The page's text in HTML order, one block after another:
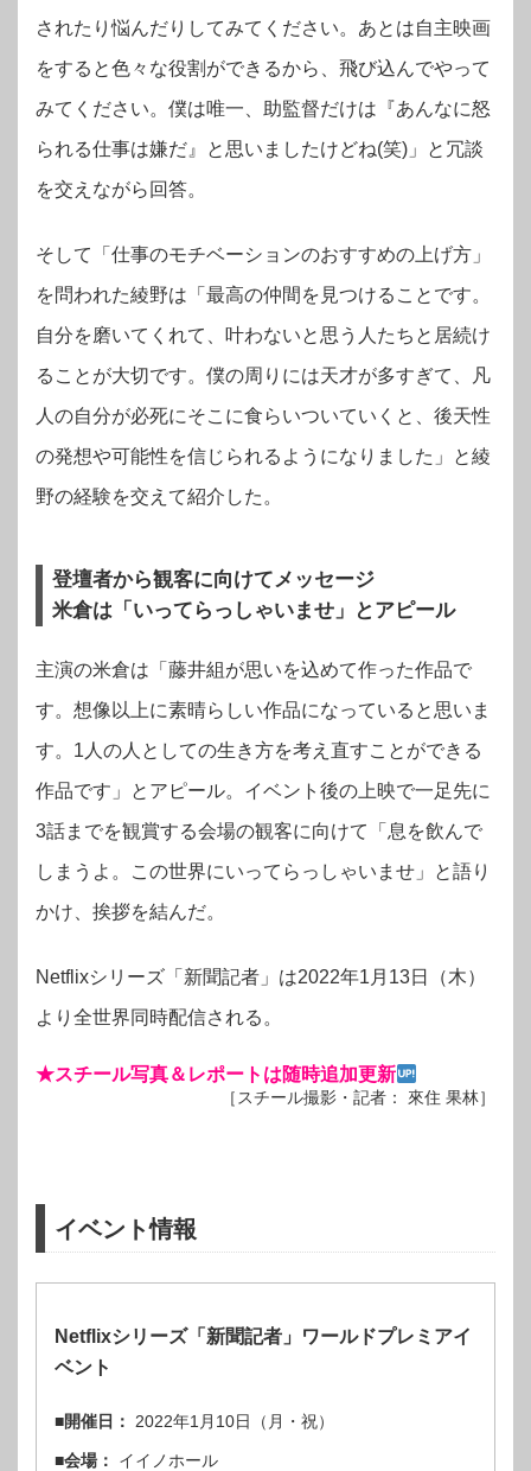
されたり悩んだりしてみてください。あとは自主映画
をすると色々な役割ができるから、飛び込んでやって
みてください。僕は唯一、助監督だけは『あんなに怒
られる仕事は嫌だ』と思いましたけどね(笑)」と冗談
を交えながら回答。
そして「仕事のモチベーションのおすすめの上げ方」
を問われた綾野は「最高の仲間を見つけることです。
自分を磨いてくれて、叶わないと思う人たちと居続け
ることが大切です。僕の周りには天才が多すぎて、凡
人の自分が必死にそこに食らいついていくと、後天性
の発想や可能性を信じられるようになりました」と綾
野の経験を交えて紹介した。
登壇者から観客に向けてメッセージ
米倉は「いってらっしゃいませ」とアピール
主演の米倉は「藤井組が思いを込めて作った作品で
す。想像以上に素晴らしい作品になっていると思いま
す。1人の人としての生き方を考え直すことができる
作品です」とアピール。イベント後の上映で一足先に
3話までを観賞する会場の観客に向けて「息を飲んで
しまうよ。この世界にいってらっしゃいませ」と語り
かけ、挨拶を結んだ。
Netflixシリーズ「新聞記者」は2022年1月13日（木）
より全世界同時配信される。
★スチール写真＆レポートは随時追加更新
［スチール撮影・記者： 來住 果林］
イベント情報
Netflixシリーズ「新聞記者」ワールドプレミアイ
ベント
■開催日： 2022年1月10日（月・祝）
■会場： イイノホール